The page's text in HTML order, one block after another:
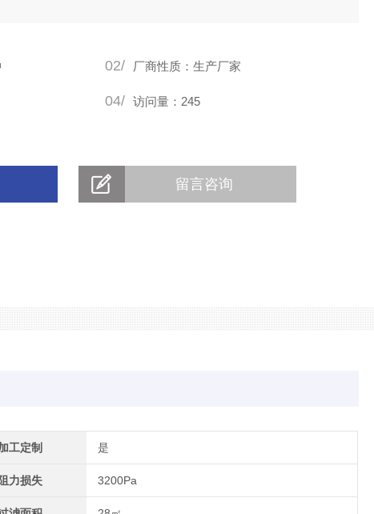
02/ 厂商性质：生产厂家
04/ 访问量：245
留言咨询
工定制 是
阻力损失 3200Pa